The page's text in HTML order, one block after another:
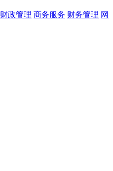
财政管理 商务服务 财务管理 网